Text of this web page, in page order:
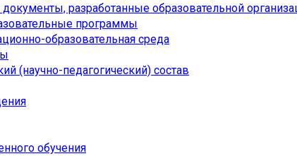
разработанные образовательной
программы
образовательная среда
(научно-педагогический) состав
обучения